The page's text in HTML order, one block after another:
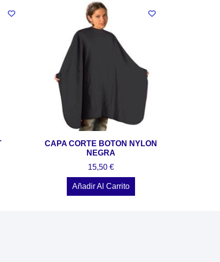
CAPA CORTE BOTON NYLON
NEGRA
15,50 €
Añadir Al Carrito